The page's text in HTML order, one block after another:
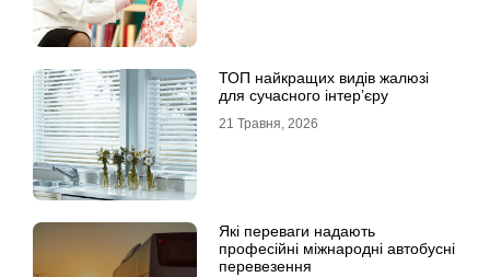
ТОП найкращих видів жалюзі
для сучасного інтер’єру
21 Травня, 2026
Які переваги надають
професійні міжнародні автобусні
перевезення